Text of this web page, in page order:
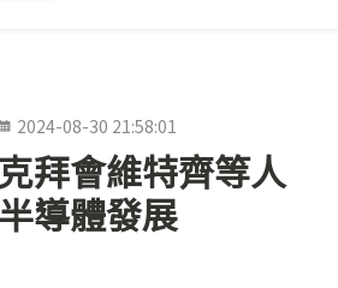
2024-08-30 21:58:01
拜會維特齊等人
導體發展